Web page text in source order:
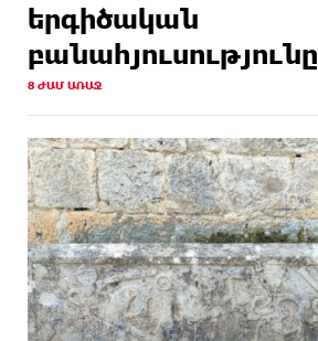
երգիծական
բանահյուսությունը
8 ԺԱՄ ԱՌԱՋ